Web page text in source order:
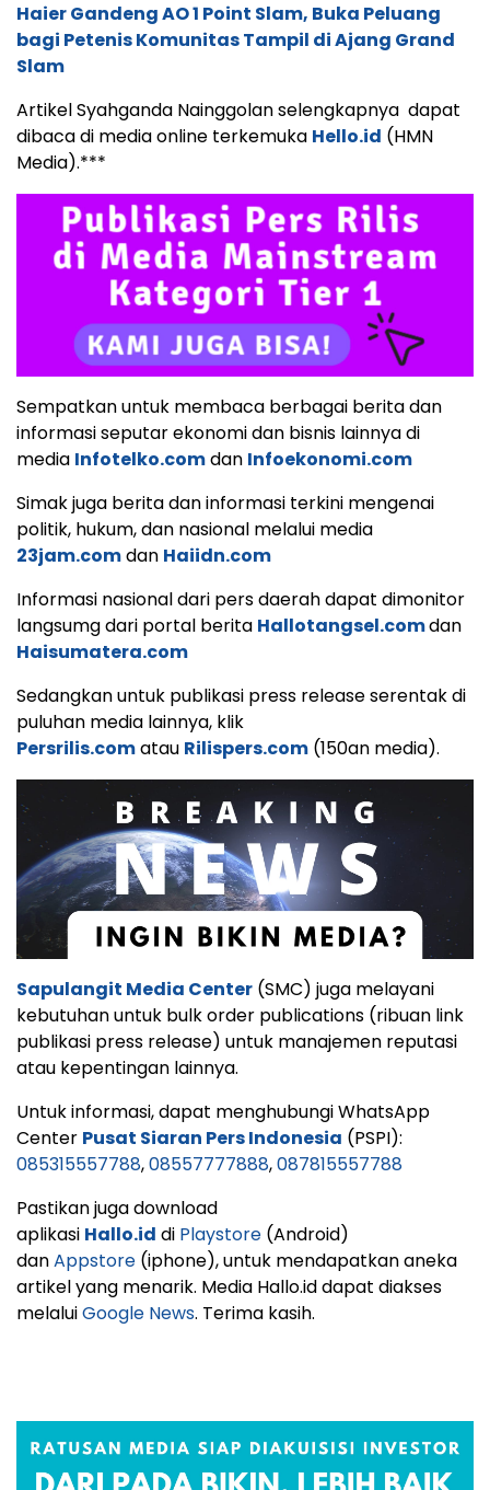
Haier Gandeng AO 1 Point Slam, Buka Peluang
bagi Petenis Komunitas Tampil di Ajang Grand
Slam
Artikel Syahganda Nainggolan selengkapnya dapat
dibaca di media online terkemuka Hello.id (HMN
Media).***
Sempatkan untuk membaca berbagai berita dan
informasi seputar ekonomi dan bisnis lainnya di
media Infotelko.comdan Infoekonomi.com
Simak juga berita dan informasi terkini mengenai
politik, hukum, dan nasional melalui media
23jam.comdan Haiidn.com
Informasi nasional dari pers daerah dapat dimonitor
langsumg dari portal berita Hallotangsel.comdan
Haisumatera.com
Sedangkan untuk publikasi press release serentak di
puluhan media lainnya, klik
Persrilis.comatau Rilispers.com (150an media).
Sapulangit Media Center (SMC) juga melayani
kebutuhan untuk bulk order publications (ribuan link
publikasi press release) untuk manajemen reputasi
atau kepentingan lainnya.
Untuk informasi, dapat menghubungi WhatsApp
Center Pusat Siaran Pers Indonesia (PSPI):
085315557788,08557777888,087815557788
Pastikan juga download
aplikasi Hallo.id di Playstore (Android)
danAppstore (iphone), untuk mendapatkan aneka
artikel yang menarik. Media Hallo.id dapat diakses
melaluiGoogle News. Terima kasih.